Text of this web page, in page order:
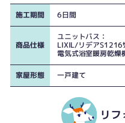
施工期間 6日間
商品仕様
ユニットバス：
LIXIL/リデア
電気式浴室暖房乾燥
家屋形態 一戸建て
リ